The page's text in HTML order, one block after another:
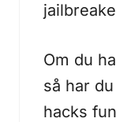
Om du
så har
hacks